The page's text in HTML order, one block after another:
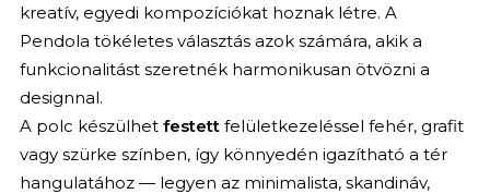
kreatív, egyedi kompozíciókat hoznak létre. A
Pendola tökéletes választás azok számára, akik a
funkcionalitást szeretnék harmonikusan ötvözni a
designnal.
A polc készülhet festettfelületkezeléssel fehér, grafit
vagy szürke színben, így könnyedén igazítható a tér
hangulatához — legyen az minimalista, skandináv,